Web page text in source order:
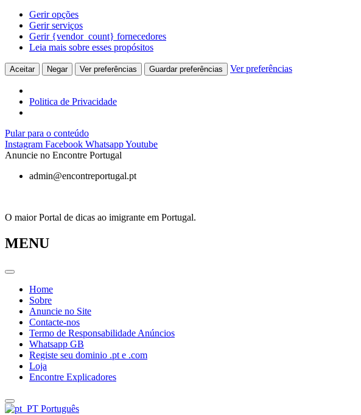
Gerir opções
Gerir serviços
Gerir {vendor_count} fornecedores
Leia mais sobre esses propósitos
Aceitar Negar Ver preferências Guardar preferências Ver preferências
Politica de Privacidade
Pular para o conteúdo
Instagram Facebook WhatsappYoutube
Anuncie no Encontre Portugal
admin@encontreportugal.pt
O maior Portal de dicas ao imigrante em Portugal.
MENU
Home
Sobre
Anuncie no Site
Contacte-nos
Termo de Responsabilidade Anúncios
Whatsapp GB
Registe seu dominio .pt e .com
Loja
Encontre Explicadores
Português